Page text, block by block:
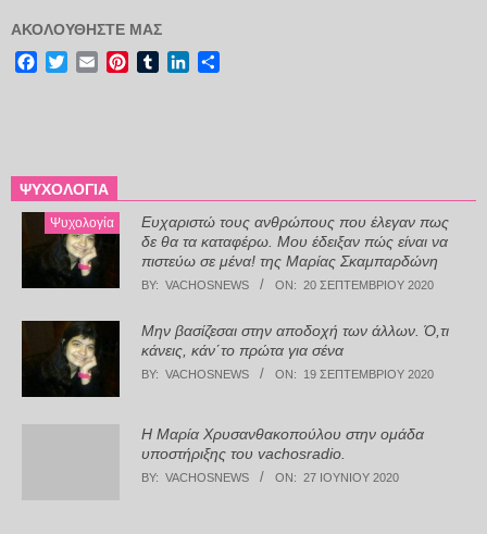
ΑΚΟΛΟΥΘΉΣΤΕ ΜΑΣ
Facebook
TwitterEmail PinterestTumblrLinkedIn
ΨΥΧΟΛΟΓΊΑ
Ψυχολογία
Ευχαριστώ τους ανθρώπους που έλεγαν πως
δε θα τα καταφέρω. Μου έδειξαν πώς είναι να
πιστεύω σε μένα! της Μαρίας Σκαμπαρδώνη
BY: VACHOSNEWS ON: 20 ΣΕΠΤΕΜΒΡΊΟΥ 2020
Μην βασίζεσαι στην αποδοχή των άλλων. Ό,τι
κάνεις, κάν΄το πρώτα για σένα
BY: VACHOSNEWS ON: 19 ΣΕΠΤΕΜΒΡΊΟΥ 2020
Η Μαρία Χρυσανθακοπούλου στην ομάδα
υποστήριξης του vachosradio.
BY: VACHOSNEWS ON: 27 ΙΟΥΝΊΟΥ 2020